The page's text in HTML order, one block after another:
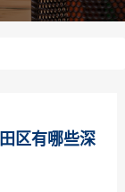
区有哪些深